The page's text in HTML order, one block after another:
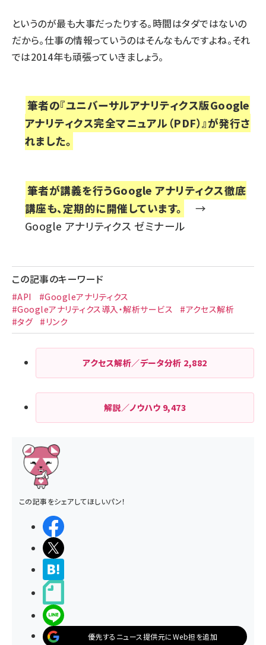
というのが最も大事だったりする。時間はタダではないの
だから。仕事の情報っていうのはそんなもんですよね。それ
では2014年も頑張っていきましょう。
筆者の『ユニバーサルアナリティクス版Google
アナリティクス完全マニュアル（PDF）』が発行さ
れました。
筆者が講義を行うGoogle アナリティクス徹底
講座も、定期的に開催しています。
→
Google アナリティクス ゼミナール
この記事のキーワード
#API
#Googleアナリティクス
#Googleアナリティクス導入・解析サービス
#アクセス解析
#タグ
#リンク
アクセス解析／データ分析 2,882
解説／ノウハウ 9,473
この記事をシェアしてほしいパン！
優先するニュース提供元にWeb担を追加